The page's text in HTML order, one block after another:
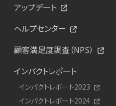
アップデート
ヘルプセンター
顧客満足度調査（NPS）
インパクトレポート
インパクトレポート2023
インパクトレポート2024